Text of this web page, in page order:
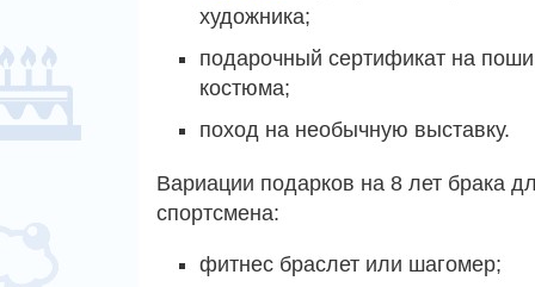
художника;
подарочный сертификат на
костюма;
поход на необычную выставку.
Вариации подарков на 8 лет брака
спортсмена:
фитнес браслет или шагомер;